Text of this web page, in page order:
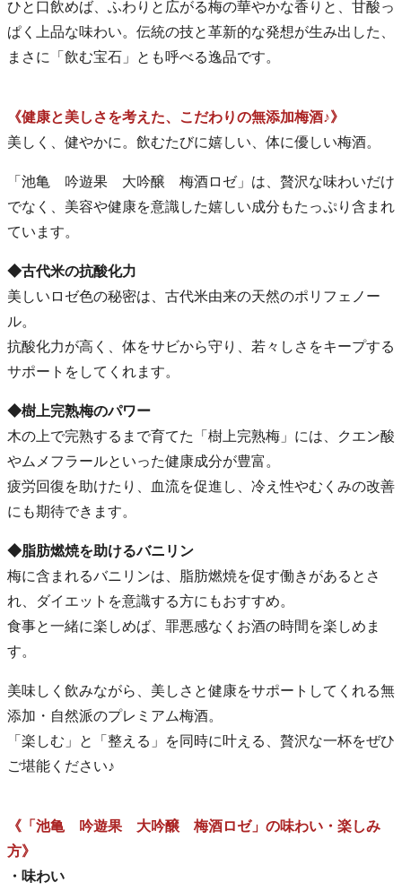
ひと口飲めば、ふわりと広がる梅の華やかな香りと、甘酸っ
ぱく上品な味わい。伝統の技と革新的な発想が生み出した、
まさに「飲む宝石」とも呼べる逸品です。
《健康と美しさを考えた、こだわりの無添加梅酒♪》
美しく、健やかに。飲むたびに嬉しい、体に優しい梅酒。
「池亀 吟遊果 大吟醸 梅酒ロゼ」は、贅沢な味わいだけ
でなく、美容や健康を意識した嬉しい成分もたっぷり含まれ
ています。
◆古代米の抗酸化力
美しいロゼ色の秘密は、古代米由来の天然のポリフェノー
ル。
抗酸化力が高く、体をサビから守り、若々しさをキープする
サポートをしてくれます。
◆樹上完熟梅のパワー
木の上で完熟するまで育てた「樹上完熟梅」には、クエン酸
やムメフラールといった健康成分が豊富。
疲労回復を助けたり、血流を促進し、冷え性やむくみの改善
にも期待できます。
◆脂肪燃焼を助けるバニリン
梅に含まれるバニリンは、脂肪燃焼を促す働きがあるとさ
れ、ダイエットを意識する方にもおすすめ。
食事と一緒に楽しめば、罪悪感なくお酒の時間を楽しめま
す。
美味しく飲みながら、美しさと健康をサポートしてくれる無
添加・自然派のプレミアム梅酒。
「楽しむ」と「整える」を同時に叶える、贅沢な一杯をぜひ
ご堪能ください♪
《「池亀 吟遊果 大吟醸 梅酒ロゼ」の味わい・楽しみ
方》
・味わい